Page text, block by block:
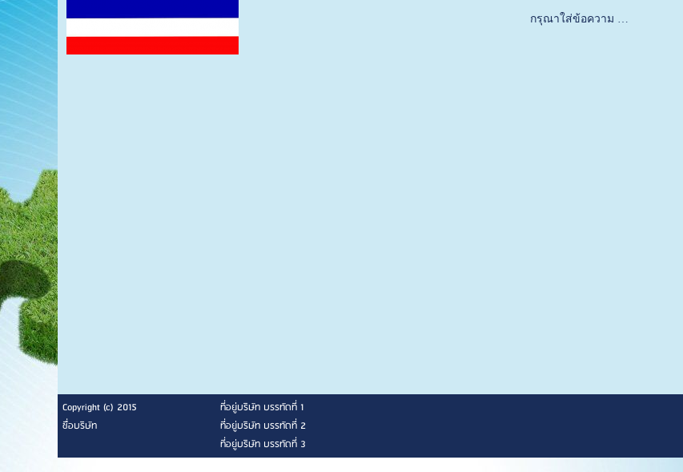
กรุณาใส่ข้อความ …
Copyright (c) 2015
ที่อยู่บริษัท บรรทัดที่ 1
ชื่อบริษัท
ที่อยู่บริษัท บรรทัดที่ 2
ที่อยู่บริษัท บรรทัดที่ 3